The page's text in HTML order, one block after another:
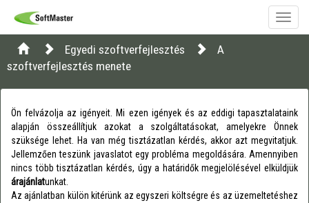
Toggle
Egyedi szoftverfejlesztés
A
szoftverfejlesztés menete
Ön felvázolja az igényeit. Mi ezen igények és az eddigi tapasztalataink
alapján összeállítjuk azokat a szolgáltatásokat, amelyekre Önnek
szüksége lehet. Ha van még tisztázatlan kérdés, akkor azt megvitatjuk.
Jellemzően teszünk javaslatot egy probléma megoldására. Amennyiben
nincs több tisztázatlan kérdés, úgy a határidők megjelölésével elküldjük
árajánlatunkat.
Az ajánlatban külön kitérünk az egyszeri költségre és az üzemeltetéshez